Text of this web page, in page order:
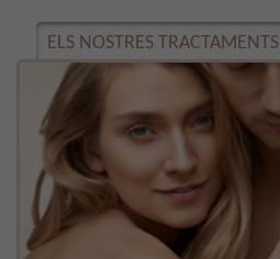
ELS NOSTRES TRACTAMENTS